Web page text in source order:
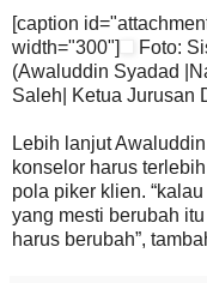
[caption
width="300"]
Foto:
(Awaluddin Syadad
Saleh| Ketua Jurusan
Lebih lanjut
konselor harus
pola piker klien.
yang mesti berubah
harus berubah”,